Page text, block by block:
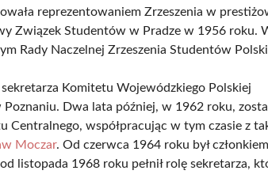
reprezentowaniem Zrzeszenia w
Związek Studentów w Pradze w 1956 roku.
Rady Naczelnej Zrzeszenia Studentów
Komitetu Wojewódzkiego Polskiej
Dwa lata później, w 1962 roku,
Centralnego, współpracując w tym czasie z
Moczar. Od czerwca 1964 roku był członkiem
listopada 1968 roku pełnił rolę sekretarza,